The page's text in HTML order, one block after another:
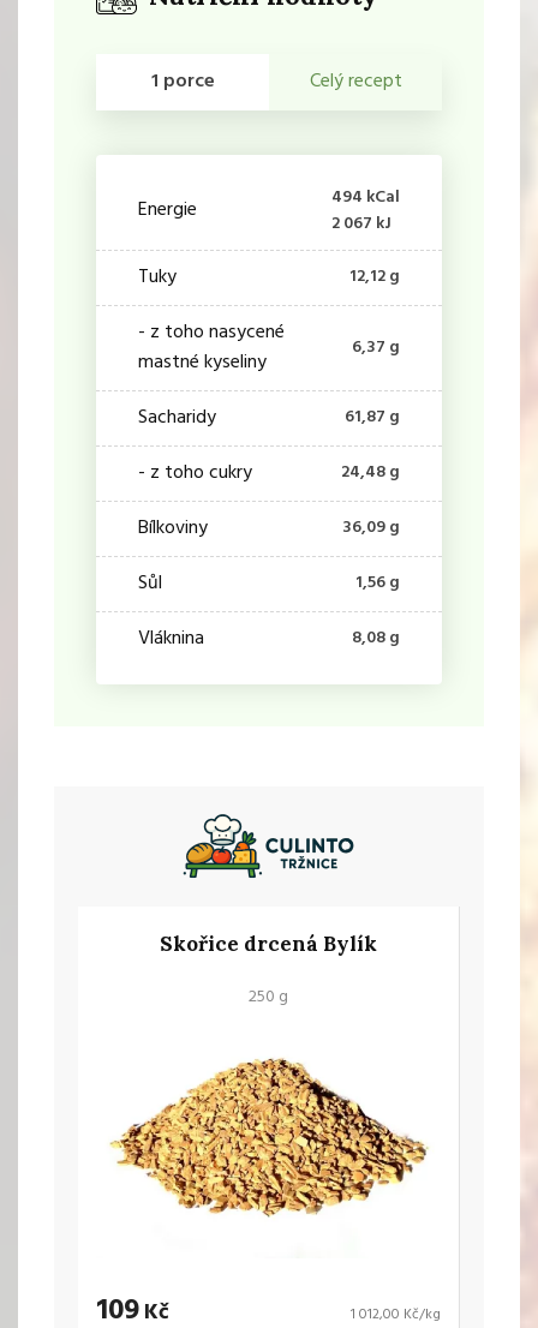
1 porce Celý recept
Energie
494 kCal
2 067 kJ
Tuky 12,12 g
- z toho nasycené
mastné kyseliny
6,37 g
Sacharidy 61,87 g
- z toho cukry 24,48 g
Bílkoviny 36,09 g
Sůl 1,56 g
Vláknina 8,08 g
Skořice drcená Bylík
250 g
109Kč 1 012,00 Kč/kg